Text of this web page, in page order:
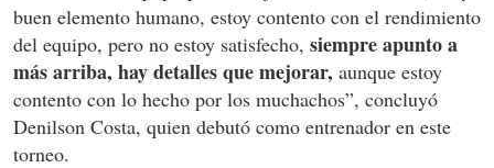
buen elemento humano, estoy contento con el rendimiento
del equipo, pero no estoy satisfecho, siempre apunto a
más arriba, hay detalles que mejorar, aunque estoy
contento con lo hecho por los muchachos”, concluyó
Denilson Costa, quien debutó como entrenador en este
torneo.